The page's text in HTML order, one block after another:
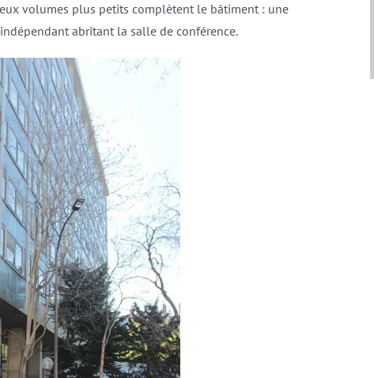
volumes plus petits complètent le bâtiment : une
abritant la salle de conférence.